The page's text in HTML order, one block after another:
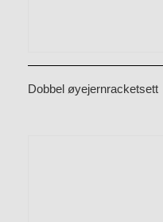
Dobbel øyejernracketsett